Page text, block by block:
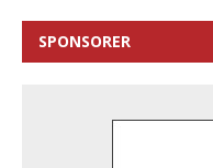
SPONSORER